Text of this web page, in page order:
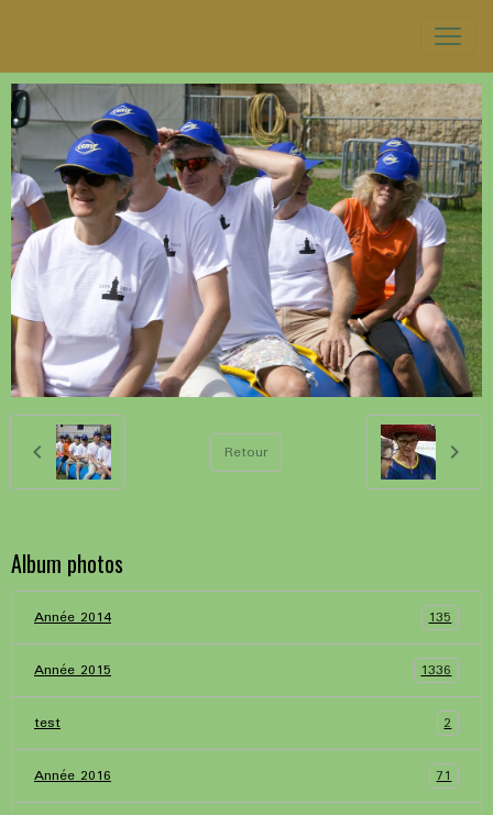
Retour
Album photos
Année 2014 135
Année 2015 1336
test 2
Année 2016 71